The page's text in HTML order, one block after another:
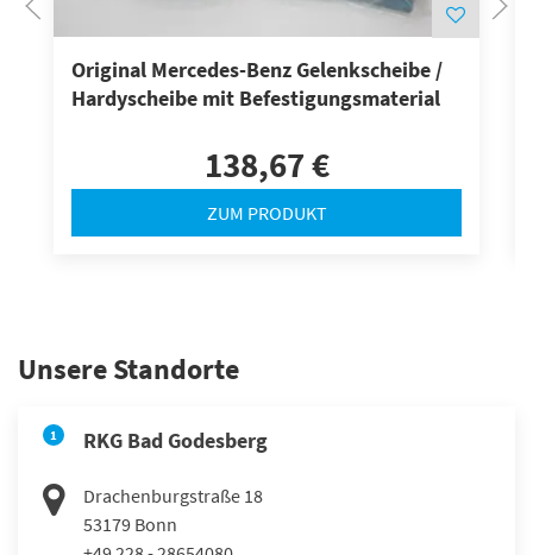
Original Mercedes-Benz Gelenkscheibe /
Hardyscheibe mit Befestigungsmaterial
138,67 €
ZUM PRODUKT
Unsere Standorte
1 RKG Bad Godesberg
Drachenburgstraße 18
53179 Bonn